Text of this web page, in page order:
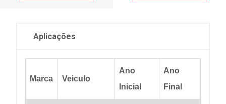
Aplicações
Marca Veiculo
Ano
Inicial
Ano
Final